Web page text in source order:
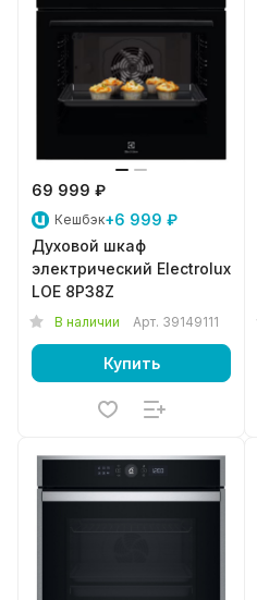
69 999 ₽
Кешбэк+6 999 ₽
Духовой шкаф
электрический Electrolux
LOE 8P38Z
В наличии Арт. 39149111
Купить